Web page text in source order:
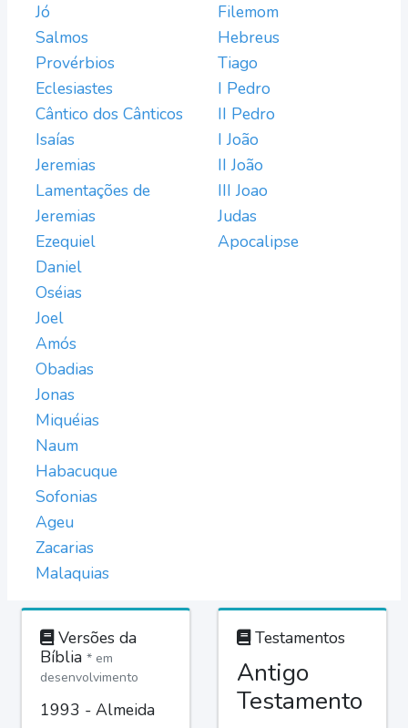
Jó
Salmos
Provérbios
Eclesiastes
Cântico dos Cânticos
Isaías
Jeremias
Lamentações de
Jeremias
Ezequiel
Daniel
Oséias
Joel
Amós
Obadias
Jonas
Miquéias
Naum
Habacuque
Sofonias
Ageu
Zacarias
Malaquias
Filemom
Hebreus
Tiago
I Pedro
II Pedro
I João
II João
III Joao
Judas
Apocalipse
Versões da
Bíblia * em
desenvolvimento
1993 - Almeida
Testamentos
Antigo
Testamento